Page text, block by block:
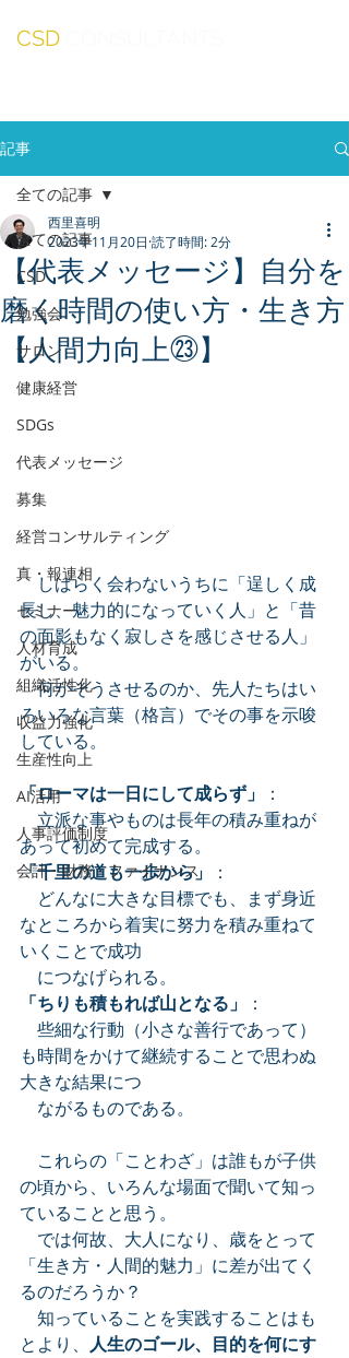
CSD
記事
全ての記事
CSD
勉強会
サロン
健康経営
SDGs
代表メッセージ
募集
経営コンサルティング
真・報連相
セミナー
人材育成
組織活性化
収益力強化
生産性向上
AI活用
人事評価制度
会計・財務・ファイナンス
全ての記事
【代表メッセージ】自分を
磨く時間の使い方・生き方
【人間力向上㉓】
西里喜明
2023年11月20日 読了時間: 2分
しばらく会わないうちに「逞しく成
長し、魅力的になっていく人」と「昔
の面影もなく寂しさを感じさせる人」
がいる。
何がそうさせるのか、先人たちはい
ろいろな言葉（格言）でその事を示唆
している。
「ローマは一日にして成らず」
：
立派な事やものは長年の積み重ねが
あって初めて完成する。
「千里の道も一歩から」
：
どんなに大きな目標でも、まず身近
なところから着実に努力を積み重ねて
いくことで成功
につなげられる。
「ちりも積もれば山となる」
：
些細な行動（小さな善行であって）
も時間をかけて継続することで思わぬ
大きな結果につ
ながるものである。
これらの「ことわざ」は誰もが子供
の頃から、いろんな場面で聞いて知っ
ていることと思う。
では何故、大人になり、歳をとって
「生き方・人間的魅力」に差が出てく
るのだろうか？
知っていることを実践することはも
とより、 人生のゴール、目的を何にす